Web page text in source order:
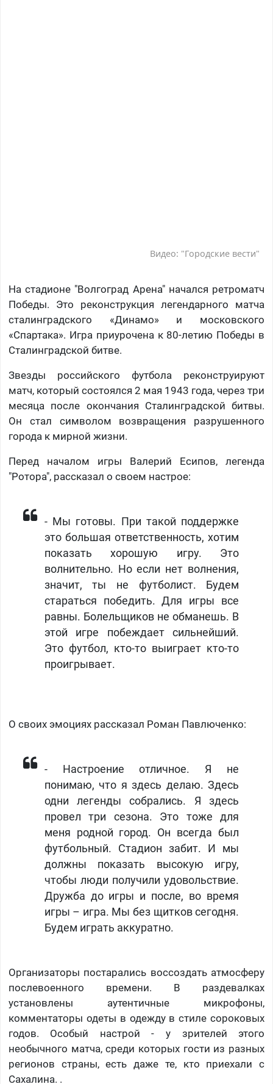
Видео: "Городские вести"
На стадионе "Волгоград Арена" начался ретроматч
Победы. Это реконструкция легендарного матча
сталинградского «Динамо» и московского
«Спартака». Игра приурочена к 80-летию Победы в
Сталинградской битве.
Звезды российского футбола реконструируют
матч, который состоялся 2 мая 1943 года, через три
месяца после окончания Сталинградской битвы.
Он стал символом возвращения разрушенного
города к мирной жизни.
Перед началом игры Валерий Есипов, легенда
"Ротора", рассказал о своем настрое:
- Мы готовы. При такой поддержке
это большая ответственность, хотим
показать хорошую игру. Это
волнительно. Но если нет волнения,
значит, ты не футболист. Будем
стараться победить. Для игры все
равны. Болельщиков не обманешь. В
этой игре побеждает сильнейший.
Это футбол, кто-то выиграет кто-то
проигрывает.
О своих эмоциях рассказал Роман Павлюченко:
- Настроение отличное. Я не
понимаю, что я здесь делаю. Здесь
одни легенды собрались. Я здесь
провел три сезона. Это тоже для
меня родной город. Он всегда был
футбольный. Стадион забит. И мы
должны показать высокую игру,
чтобы люди получили удовольствие.
Дружба до игры и после, во время
игры – игра. Мы без щитков сегодня.
Будем играть аккуратно.
Организаторы постарались воссоздать атмосферу
послевоенного времени. В раздевалках
установлены аутентичные микрофоны,
комментаторы одеты в одежду в стиле сороковых
годов. Особый настрой - у зрителей этого
необычного матча, среди которых гости из разных
регионов страны, есть даже те, кто приехали с
Сахалина. .